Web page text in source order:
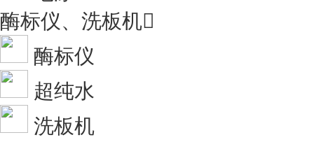
酶标仪、洗板机
酶标仪
超纯水
洗板机